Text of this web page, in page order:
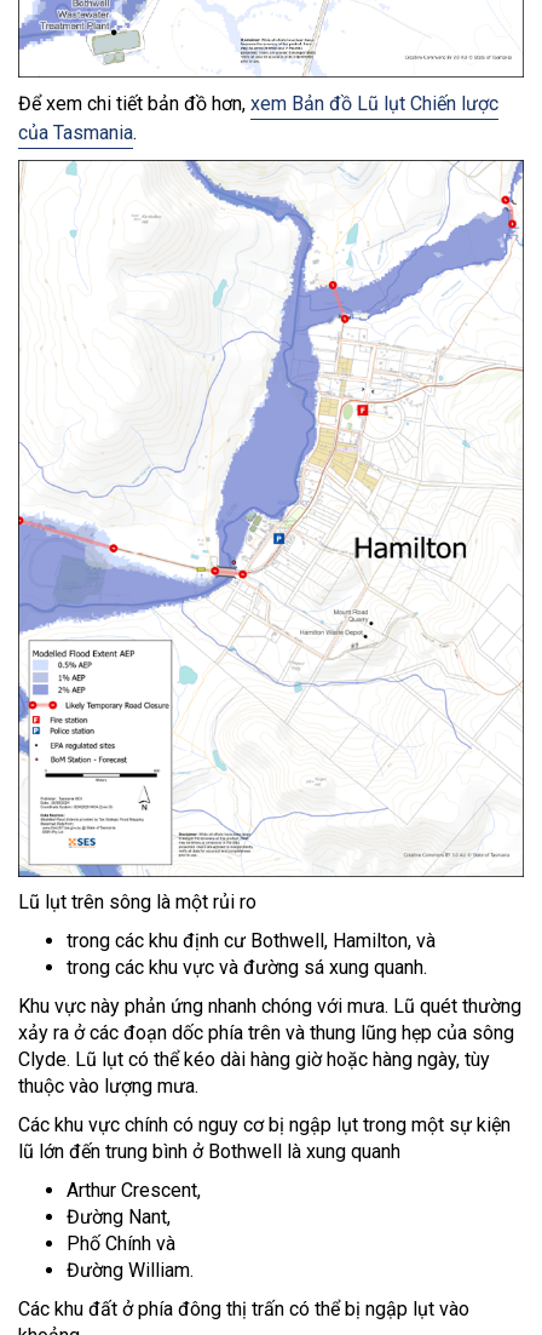
Để xem chi tiết bản đồ hơn, xem Bản đồ Lũ lụt Chiến lược
của Tasmania.
Lũ lụt trên sông là một rủi ro
trong các khu định cư Bothwell, Hamilton, và
trong các khu vực và đường sá xung quanh.
Khu vực này phản ứng nhanh chóng với mưa. Lũ quét thường
xảy ra ở các đoạn dốc phía trên và thung lũng hẹp của sông
Clyde. Lũ lụt có thể kéo dài hàng giờ hoặc hàng ngày, tùy
thuộc vào lượng mưa.
Các khu vực chính có nguy cơ bị ngập lụt trong một sự kiện
lũ lớn đến trung bình ở Bothwell là xung quanh
Arthur Crescent,
Đường Nant,
Phố Chính và
Đường William.
Các khu đất ở phía đông thị trấn có thể bị ngập lụt vào